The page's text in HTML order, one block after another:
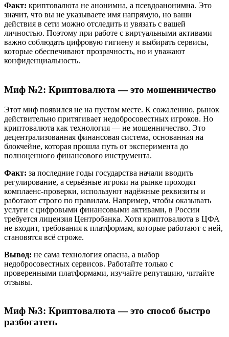
Факт: криптовалюта не анонимна, а псевдоанонимна. Это
значит, что вы не указываете имя напрямую, но ваши
действия в сети можно отследить и увязать с вашей
личностью. Поэтому при работе с виртуальными активами
важно соблюдать цифровую гигиену и выбирать сервисы,
которые обеспечивают прозрачность, но и уважают
конфиденциальность.
Миф №2: Криптовалюта — это мошенничество
Этот миф появился не на пустом месте. К сожалению, рынок
действительно притягивает недобросовестных игроков. Но
криптовалюта как технология — не мошенничество. Это
децентрализованная финансовая система, основанная на
блокчейне, которая прошла путь от эксперимента до
полноценного финансового инструмента.
Факт: за последние годы государства начали вводить
регулирование, а серьёзные игроки на рынке проходят
комплаенс-проверки, используют надёжные реквизиты и
работают строго по правилам. Например, чтобы оказывать
услуги с цифровыми финансовыми активами, в России
требуется лицензия Центробанка. Хотя криптовалюта в ЦФА
не входит, требования к платформам, которые работают с ней,
становятся всё строже.
Вывод: не сама технология опасна, а выбор
недобросовестных сервисов. Работайте только с
проверенными платформами, изучайте репутацию, читайте
отзывы.
Миф №3: Криптовалюта — это способ быстро
разбогатеть